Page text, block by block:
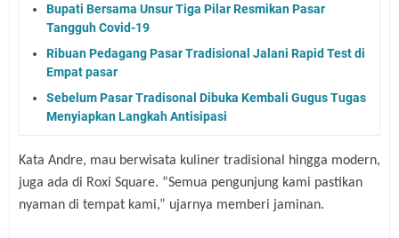
Bupati Bersama Unsur Tiga Pilar Resmikan Pasar
Tangguh Covid-19
Ribuan Pedagang Pasar Tradisional Jalani Rapid Test di
Empat pasar
Sebelum Pasar Tradisonal Dibuka Kembali Gugus Tugas
Menyiapkan Langkah Antisipasi
Kata Andre, mau berwisata kuliner tradisional hingga modern,
juga ada di Roxi Square. “Semua pengunjung kami pastikan
nyaman di tempat kami,” ujarnya memberi jaminan.